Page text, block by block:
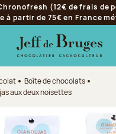
principal
de page
(12€ de frais de
à partir de 75€ en France
Boîte de chocolats
aux deux noisettes